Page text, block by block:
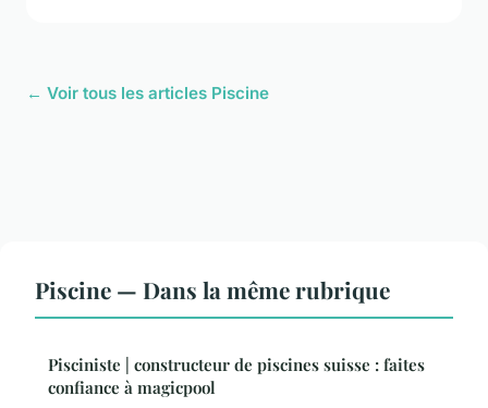
← Voir tous les articles Piscine
Piscine — Dans la même rubrique
Pisciniste | constructeur de piscines suisse : faites
confiance à magicpool